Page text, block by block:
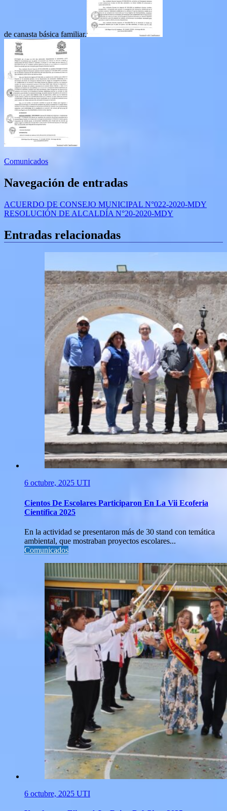
de canasta básica familiar.
Comunicados
Navegación de entradas
ACUERDO DE CONSEJO MUNICIPAL N°022-2020-MDY
RESOLUCIÓN DE ALCALDÍA N°20-2020-MDY
Entradas relacionadas
6 octubre, 2025 UTI
Cientos De Escolares Participaron En La Vii Ecoferia
Científica 2025
En la actividad se presentaron más de 30 stand con temática
ambiental, que mostraban proyectos escolares...
Comunicados
6 octubre, 2025 UTI